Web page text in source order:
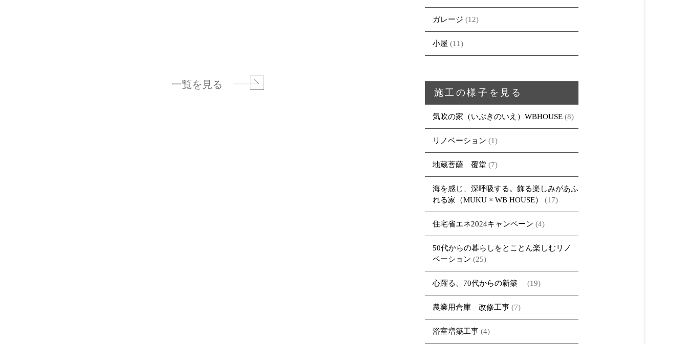
一覧を見る
ガレージ (12)
小屋 (11)
施工の様子を見る
気吹の家（いぶきのいえ）WBHOUSE(8)
リノベーション (1)
地蔵菩薩 覆堂(7)
海を感じ、深呼吸する。飾る楽しみがあふ
れる家（MUKU × WB HOUSE）
(17)
住宅省エネ2024キャンペーン (4)
50代からの暮らしをとことん楽しむリノ
ベーション (25)
心躍る、70代からの新築 (19)
農業用倉庫 改修工事(7)
浴室増築工事(4)